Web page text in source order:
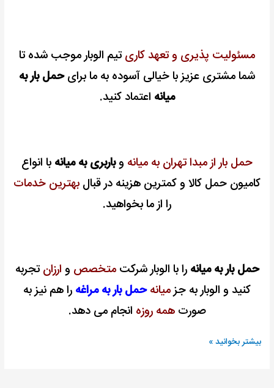
مسئولیت پذیری و تعهد کاریتیم الوبار موجب شده تا
شما مشتری عزیز با خیالی آسوده به ما برایحمل بار به
میانه اعتماد کنید.
حمل بار از مبدا تهران به میانه وباربری به میانه با انواع
کامیون حمل کالا و کمترین هزینه در قبال بهترین خدمات
را از ما بخواهید.
حمل بار به میانه را با الوبار شرکتمتخصص و ارزانتجربه
کنید و الوبار به جزمیانه حمل بار به مراغه را هم نیز به
صورتهمه روزه انجام می دهد.
بیشتر بخوانید »